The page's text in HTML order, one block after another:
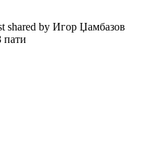
shared by Игор Џамбазов
пати